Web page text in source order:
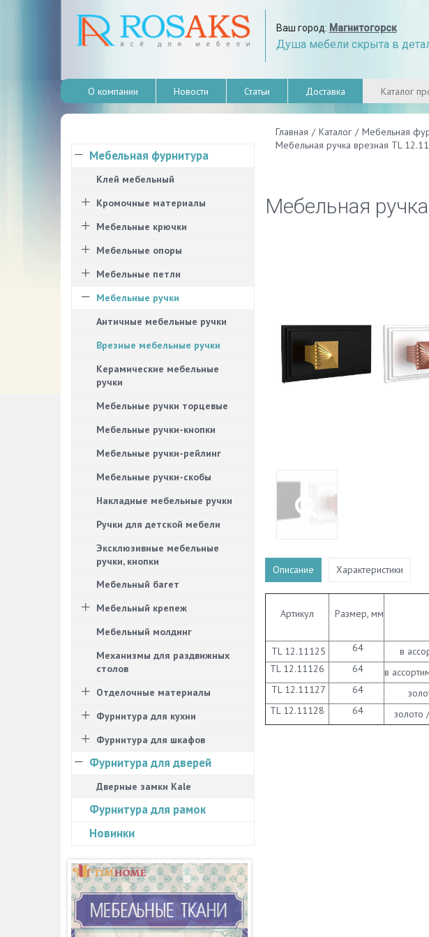
Ваш город: Магнитогорск
Душа мебели скрыта в
О компании Новости Статьи Доставка Каталог
Главная / Каталог / Мебельная
Мебельная ручка врезная TL
Мебельная
Описание Характеристики
Артикул Размер, мм
TL 12.11125 64
в
TL 12.11126
64
в
TL 12.11127
64
TL 12.11128
64 золото
Мебельная фурнитура
Клей мебельный
Кромочные материалы
Мебельные крючки
Мебельные опоры
Мебельные петли
Мебельные ручки
Античные мебельные ручки
Врезные мебельные ручки
Керамические мебельные
ручки
Мебельные ручки торцевые
Мебельные ручки-кнопки
Мебельные ручки-рейлинг
Мебельные ручки-скобы
Накладные мебельные ручки
Ручки для детской мебели
Эксклюзивные мебельные
ручки, кнопки
Мебельный багет
Мебельный крепеж
Мебельный молдинг
Механизмы для раздвижных
столов
Отделочные материалы
Фурнитура для кухни
Фурнитура для шкафов
Фурнитура для дверей
Дверные замки Kale
Фурнитура для рамок
Новинки